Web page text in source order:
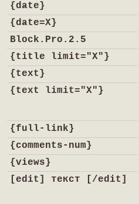
{date}
{date=X}
Block.Pro.2.5
{title limit="X"}
{text}
{text limit="X"}
{full-link}
{comments-num}
{views}
[edit] текст [/edit]